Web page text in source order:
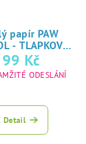
papír PAW
- TLAPKOVÁ
★
tisk na
papír
99 Kč
ODESLÁNÍ
Detail